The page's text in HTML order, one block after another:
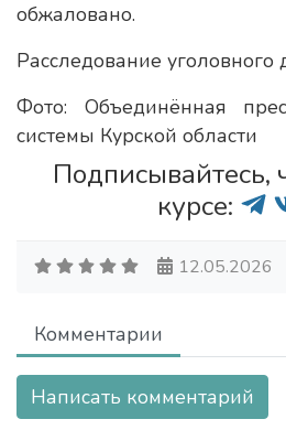
обжаловано.
Расследование уголовного
Фото: Объединённая
системы Курской области
Подписывайтесь,
курсе:
12.05.2026
Комментарии
Написать комментарий